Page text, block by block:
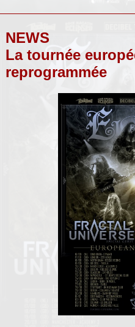
NEWS
La tournée
reprogrammée